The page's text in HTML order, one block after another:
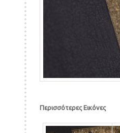
Περισσότερες Εικόνες